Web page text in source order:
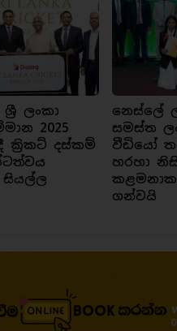
ලංකා
2025
ක්‍රිකට් දස්කම්
නෙස්ලේ
සමස්ත
වීඩියෝ
හරහා නිසි
ගන්වයි